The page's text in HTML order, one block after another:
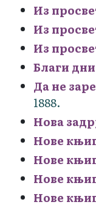
Из
Из
Из
Благи дни
Да не
1888.
Нова
Нове
Нове
Нове
Нове